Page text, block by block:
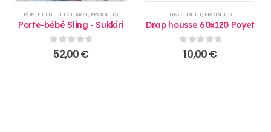
PORTE BEBE ET ECHARPE, PRODUITS
Porte-bébé Sling - Sukkiri
0sur 5
52,00€
LINGE DE LIT, PRODUITS
Drap housse 60x120 Poyet
0sur 5
10,00€